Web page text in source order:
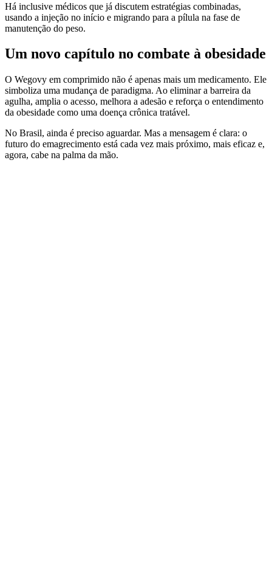
Há inclusive médicos que já discutem estratégias combinadas,
usando a injeção no início e migrando para a pílula na fase de
manutenção do peso.
Um novo capítulo no combate à obesidade
O Wegovy em comprimido não é apenas mais um medicamento. Ele
simboliza uma mudança de paradigma. Ao eliminar a barreira da
agulha, amplia o acesso, melhora a adesão e reforça o entendimento
da obesidade como uma doença crônica tratável.
No Brasil, ainda é preciso aguardar. Mas a mensagem é clara: o
futuro do emagrecimento está cada vez mais próximo, mais eficaz e,
agora, cabe na palma da mão.